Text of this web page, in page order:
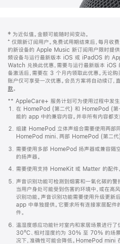
页
页
脚
注
‡ 为近似值。金额可能随时间变动。
⁺ 仅限新订阅用户。免费试用期结束后，每月收
的新设备的 Apple Music 新订阅用户限时提供
频设备与运行最新版本 iOS 或 iPadOS 的
Watch 兑换此优惠，需要与运行最新版本 iOS
备激活后，需要在 3 个月内领取此优惠。无论
账户仅可享受一次优惠。会员方案将自动续订，
款。
窗
口
中
打
开)
** AppleCare+ 服务计划可为使用过程中发生
在 HomePod (第二代) 和 HomePod (第
能的 app 中的兼容内容。并非所有内容都支
组建 HomePod 立体声组合需要使用两部
HomePod mini、两部 HomePod (第二
需要使用多部 HomePod 扬声器或兼容隔
的扬声器。
需要使用支持 HomeKit 或 Matter 的配件
声音识别功能可检测到烟雾和一氧化碳的警
当用户身处可能受到伤害的环境中，或在高
识别功能。声音识别功能需要使用升级更新
app 中单独提供。它要求所有连接家居配
件。
温湿度感应功能针对室内和家居场景进行了
30ºC、相对湿度约为 30% 至 70% 的场景
况下，准确性可能会降低。HomePod mini